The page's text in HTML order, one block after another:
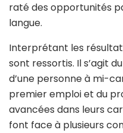
raté des opportunités
langue.
Interprétant les
sont ressortis. Il s’agit
d’une personne à mi-
premier emploi et du
avancées dans leurs
font face à plusieurs